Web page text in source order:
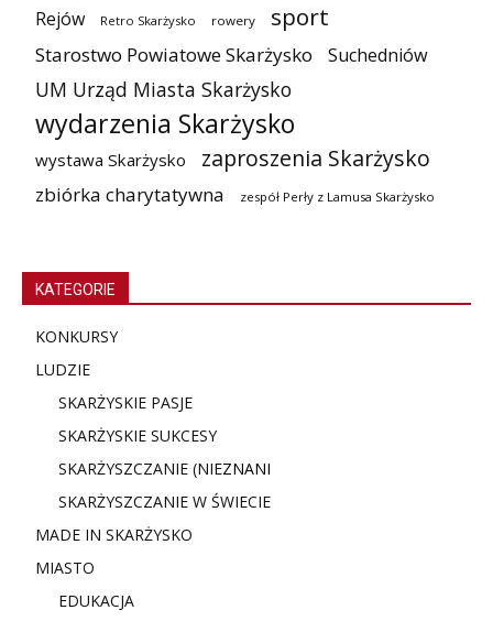
Rejów Retro Skarżysko rowery sport
Starostwo Powiatowe Skarżysko Suchedniów
UM Urząd Miasta Skarżysko
wydarzenia Skarżysko
wystawa Skarżysko zaproszenia Skarżysko
zbiórka charytatywna zespół Perły z Lamusa Skarżysko
KATEGORIE
KONKURSY
LUDZIE
SKARŻYSKIE PASJE
SKARŻYSKIE SUKCESY
SKARŻYSZCZANIE (NIEZNANI
SKARŻYSZCZANIE W ŚWIECIE
MADE IN SKARŻYSKO
MIASTO
EDUKACJA